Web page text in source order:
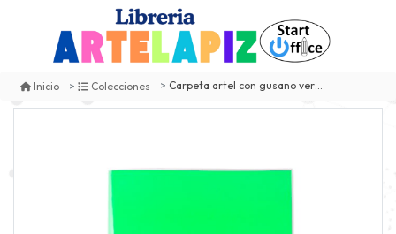
Inicio Colecciones Carpeta artel con gusano verde claro